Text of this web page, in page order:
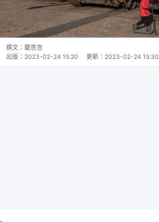
撰文： 藺思含
出版： 2023-02-24 15:20 更新： 2023-02-24 15:30